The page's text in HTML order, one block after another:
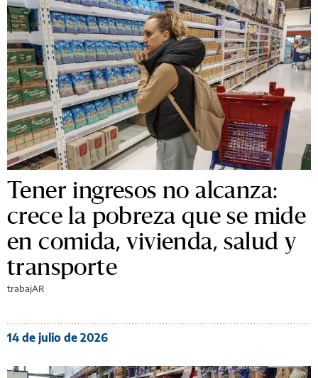
Tener ingresos no alcanza:
crece la pobreza que se mide
en comida, vivienda, salud y
transporte
trabajAR
14 de julio de 2026